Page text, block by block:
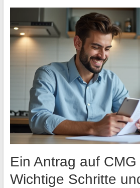
Ein Antrag auf
Wichtige Schritte